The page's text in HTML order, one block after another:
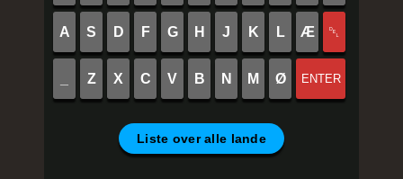
A S D F G H J K L Æ ␡
Z X C V B N M Ø ENTER
Liste over alle lande